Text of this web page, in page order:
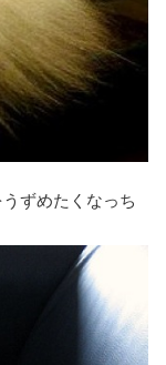
ずめたくなっち